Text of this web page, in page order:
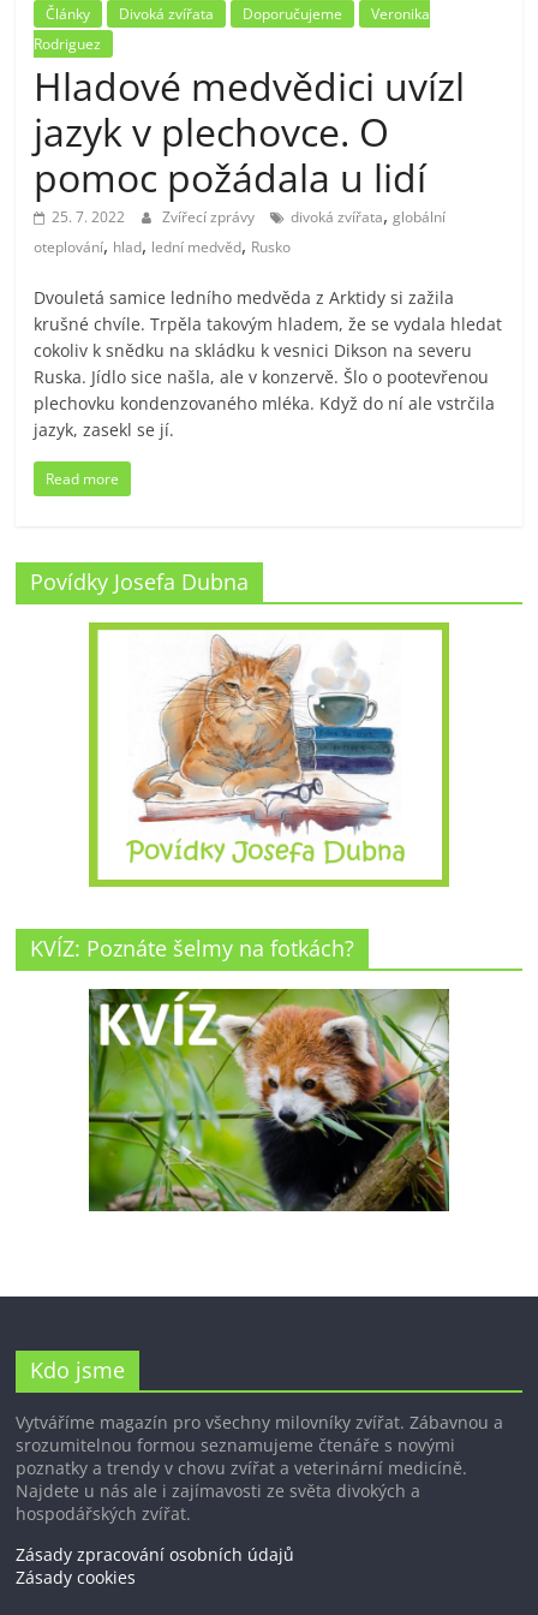
Články Divoká zvířata Doporučujeme
Veronika
Rodriguez
Hladové medvědici uvízl
jazyk v plechovce. O
pomoc požádala u lidí
25. 7. 2022 Zvířecí zprávy divoká zvířata,globální
oteplování, hlad, lední medvěd, Rusko
Dvouletá samice ledního medvěda z Arktidy si zažila
krušné chvíle. Trpěla takovým hladem, že se vydala hledat
cokoliv k snědku na skládku k vesnici Dikson na severu
Ruska. Jídlo sice našla, ale v konzervě. Šlo o pootevřenou
plechovku kondenzovaného mléka. Když do ní ale vstrčila
jazyk, zasekl se jí.
Read more
Povídky Josefa Dubna
KVÍZ: Poznáte šelmy na fotkách?
Kdo jsme
Vytváříme magazín pro všechny milovníky zvířat. Zábavnou a
srozumitelnou formou seznamujeme čtenáře s novými
poznatky a trendy v chovu zvířat a veterinární medicíně.
Najdete u nás ale i zajímavosti ze světa divokých a
hospodářských zvířat.
Zásady zpracování osobních údajů
Zásady cookies